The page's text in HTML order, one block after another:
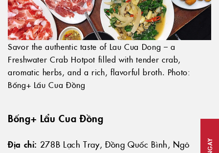
Savor the authentic taste of Lau Cua Dong – a
Freshwater Crab Hotpot filled with tender crab,
aromatic herbs, and a rich, flavorful broth. Photo:
Bống+ Lẩu Cua Đồng
Bống+ Lẩu Cua Đồng
Địa chỉ: 278B Lạch Tray, Đồng Quốc Bình, Ngô